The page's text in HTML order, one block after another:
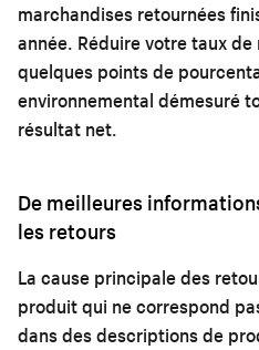
marchandises retournées
année. Réduire votre taux
quelques points de
environnemental démesuré
résultat net.
De meilleures
les retours
La cause principale des
produit qui ne correspond
dans des descriptions de